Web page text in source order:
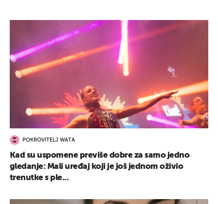
POKROVITELJ WATA
Kad su uspomene previše dobre za samo jedno
gledanje: Mali uređaj koji je još jednom oživio
trenutke s ple...